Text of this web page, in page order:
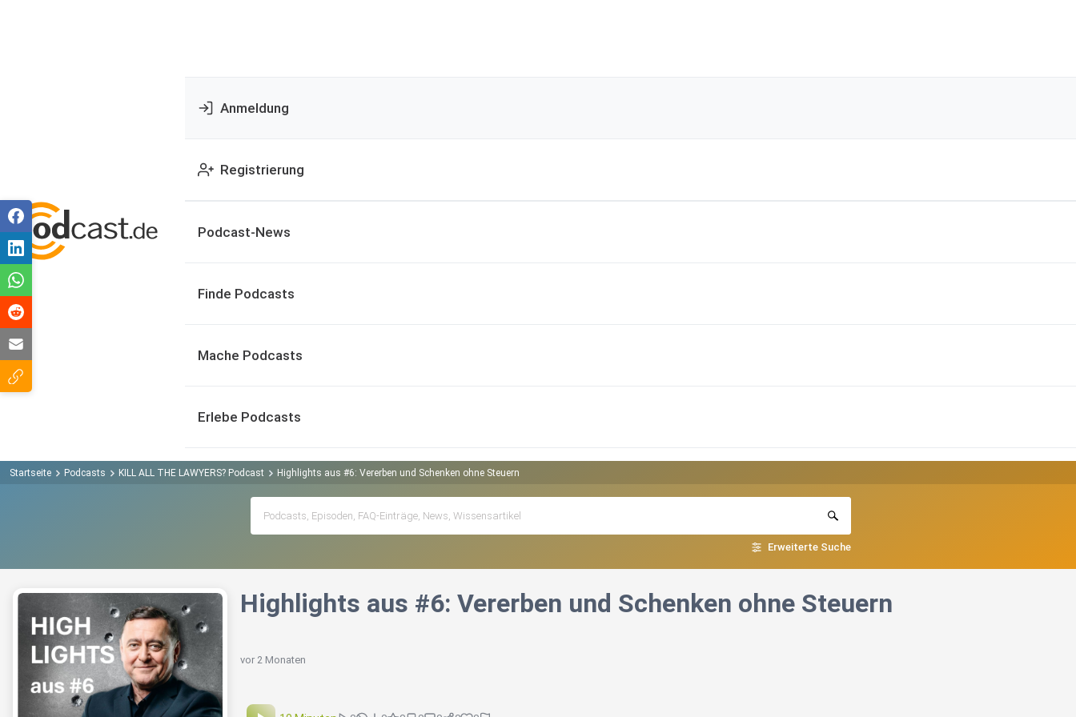
Anmeldung
Registrierung
Podcast-News
Finde Podcasts
Mache Podcasts
Erlebe Podcasts
Startseite Podcasts KILL ALL THE LAWYERS? Podcast Highlights aus #6: Vererben und Schenken ohne Steuern
Erweiterte Suche
Highlights aus #6: Vererben und Schenken ohne Steuern
vor 2 Monaten